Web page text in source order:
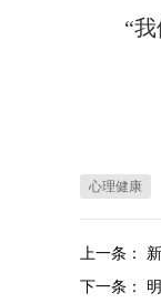
“我们
心理健康
上一条：
下一条：